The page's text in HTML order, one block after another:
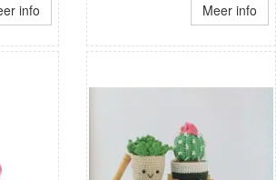
info Meer info